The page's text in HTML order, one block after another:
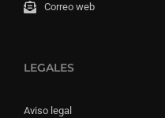
Correo web
LEGALES
Aviso legal